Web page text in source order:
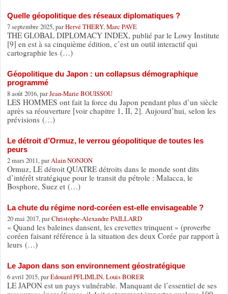
Quelle géopolitique des réseaux diplomatiques ?
7 septembre 2025, parHervé THERY, Marc PAVE
THE GLOBAL DIPLOMACY INDEX, publié par le Lowy Institute
[9] en est à sa cinquième édition, c’est un outil interactif qui
cartographie les (…)
Géopolitique du Japon : un collapsus démographique
programmé
8 août 2016, parJean-Marie BOUISSOU
LES HOMMES ont fait la force du Japon pendant plus d’un siècle
après sa réouverture [voir chapitre 1, II, 2]. Aujourd’hui, selon les
prévisions (…)
Le détroit d’Ormuz, le verrou géopolitique de toutes les
peurs
2 mars 2011, parAlain NONJON
Ormuz, LE détroit QUATRE détroits dans le monde sont dits
d’intérêt stratégique pour le transit du pétrole : Malacca, le
Bosphore, Suez et (…)
La chute du régime nord-coréen est-elle envisageable ?
20 mai 2017, parChristophe-Alexandre PAILLARD
« Quand les baleines dansent, les crevettes trinquent » (proverbe
coréen faisant référence à la situation des deux Corée par rapport à
leurs (…)
Le Japon dans son environnement géostratégique
6 avril 2015, parEdouard PFLIMLIN, Louis BORER
LE JAPON est un pays vulnérable. Manquant de l’essentiel de ses